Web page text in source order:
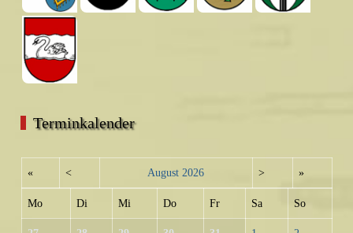
Terminkalender
« < August 2026 > »
Mo Di Mi Do Fr Sa So